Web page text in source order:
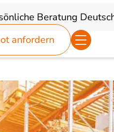
Beratung
anfordern